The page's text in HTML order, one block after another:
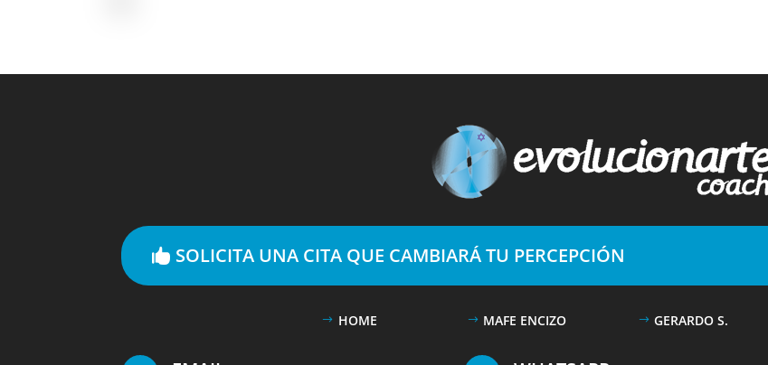
SOLICITA UNA CITA QUE CAMBIARÁ TU PERCEPCIÓN
HOME MAFE ENCIZO GERARDO S.